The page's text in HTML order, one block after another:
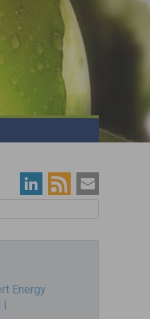
Energy
I